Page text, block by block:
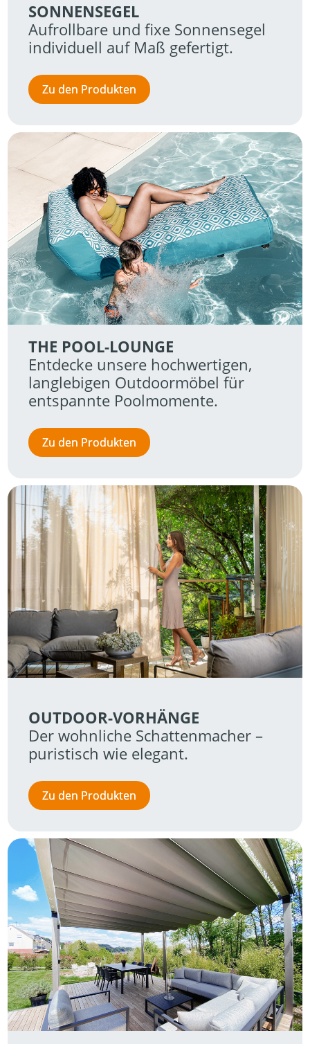
SONNENSEGEL
Aufrollbare und fixe Sonnensegel
individuell auf Maß gefertigt.
Zu den Produkten
OUTDOOR-VORHÄNGE
Der wohnliche Schattenmacher –
puristisch wie elegant.
Zu den Produkten
THE POOL-LOUNGE
Entdecke unsere hochwertigen,
langlebigen Outdoormöbel für
entspannte Poolmomente.
Zu den Produkten